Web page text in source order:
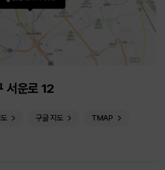
서운로 12
구글 지도 TMAP